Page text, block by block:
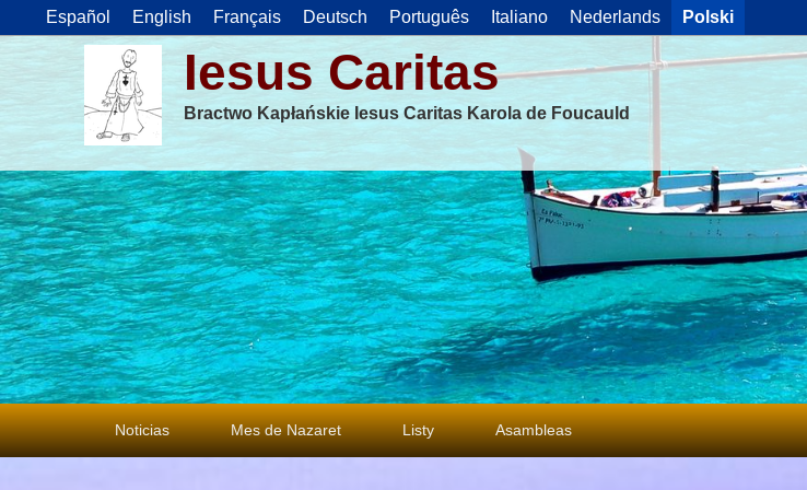
Español English Français Deutsch Português Italiano Nederlands Polski
Iesus Caritas
Bractwo Kapłańskie Iesus Caritas Karola de Foucauld
Menu
główne
Noticias Mes de Nazaret Listy Asambleas